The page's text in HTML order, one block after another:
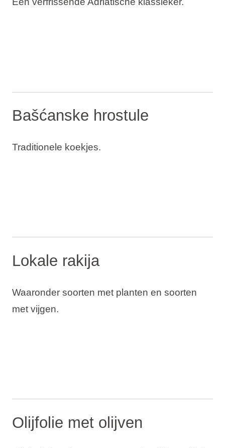
Bašćanske hrostule
Traditionele koekjes.
Lokale rakija
Waaronder soorten met planten en soorten
met vijgen.
Olijfolie met olijven